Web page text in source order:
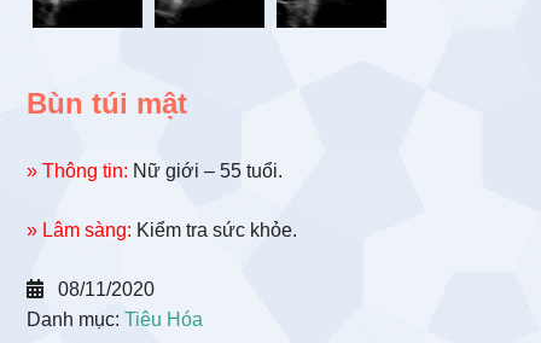
Bùn túi mật
» Thông tin: Nữ giới – 55 tuổi.
» Lâm sàng: Kiểm tra sức khỏe.
08/11/2020
Danh mục:Tiêu Hóa